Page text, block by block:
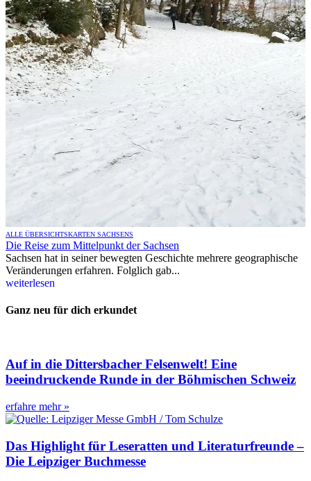
ALLE ÜBERSICHTSKARTEN SACHSENS
Die Reise zum Mittelpunkt der Sachsen
Sachsen hat in seiner bewegten Geschichte mehrere geographische
Veränderungen erfahren. Folglich gab...
weiterlesen
Ganz neu für dich erkundet
Auf in die Dittersbacher Felsenwelt! Eine
beeindruckende Runde in der Böhmischen Schweiz
erfahre mehr »
Das Highlight für Leseratten und Literaturfreunde –
Die Leipziger Buchmesse